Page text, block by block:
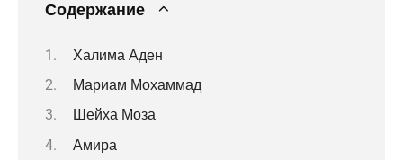
Содержание
Халима Аден
Мариам Мохаммад
Шейха Моза
Амира